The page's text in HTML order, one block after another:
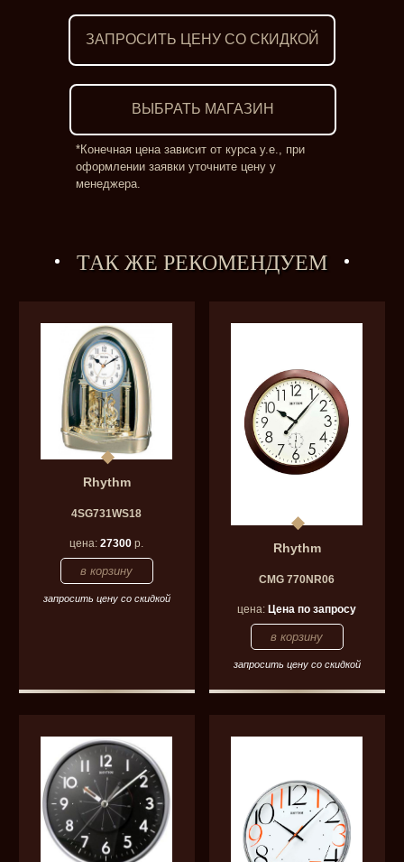
ЗАПРОСИТЬ ЦЕНУ СО СКИДКОЙ
ВЫБРАТЬ МАГАЗИН
*Конечная цена зависит от курса у.е., при
оформлении заявки уточните цену у
менеджера.
ТАК ЖЕ РЕКОМЕНДУЕМ
Rhythm
4SG731WS18
цена:27300 р.
запросить цену со скидкой
Rhythm
CMG 770NR06
цена:Цена по запросу
запросить цену со скидкой